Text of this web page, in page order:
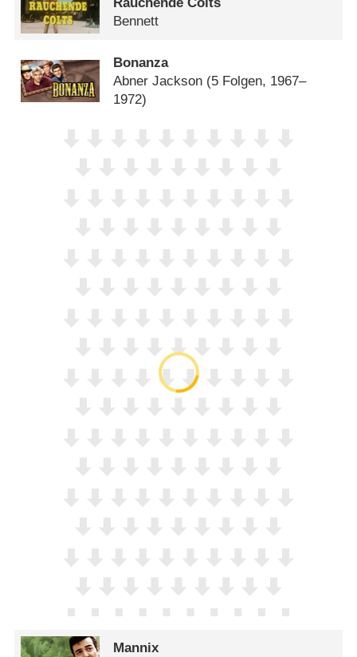
Bennett
Bonanza
Abner Jackson (5 Folgen, 1967–
1972)
Mannix